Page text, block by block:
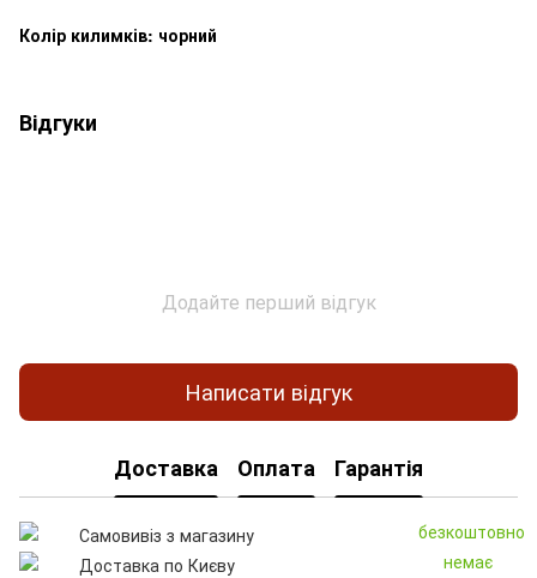
Колір килимків: чорний
Відгуки
Додайте перший відгук
Написати відгук
Доставка Оплата Гарантія
Самовивіз з магазину
безкоштовно
Доставка по Києву
немає